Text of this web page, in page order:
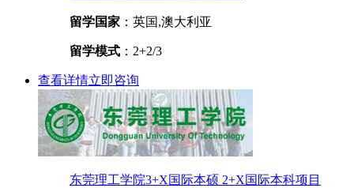
留学国家 ：英国,澳大利亚
留学模式 ：2+2/3
查看详情立即咨询
东莞理工学院3+X国际本硕 2+X国际本科项目